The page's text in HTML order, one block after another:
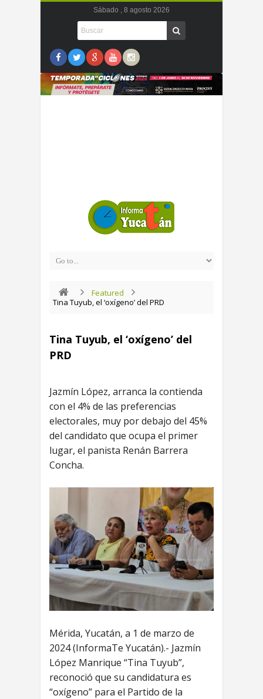
Sábado , 8 agosto 2026
Featured
Tina Tuyub, el ‘oxígeno’ del PRD
Tina Tuyub, el ‘oxígeno’ del
PRD
Jazmín López, arranca la contienda
con el 4% de las preferencias
electorales, muy por debajo del 45%
del candidato que ocupa el primer
lugar, el panista Renán Barrera
Concha.
Mérida, Yucatán, a 1 de marzo de
2024 (InformaTe Yucatán).- Jazmín
López Manrique “Tina Tuyub”,
reconoció que su candidatura es
“oxígeno” para el Partido de la